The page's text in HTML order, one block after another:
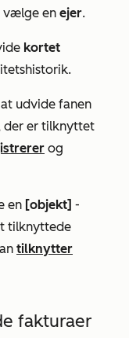
vælge en ejer.
kortet
udvide fanen
der er tilknyttet
og
en [objekt] -
tilknyttede
tilknytter
fakturaer